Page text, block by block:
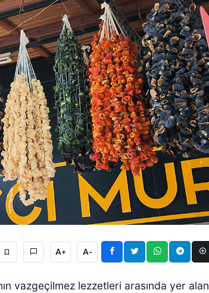
A+ A-
vazgeçilmez lezzetleri arasında yer alan
ÖZEL HABER